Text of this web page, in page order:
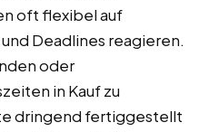
oft flexibel auf
Deadlines reagieren.
oder
in Kauf zu
dringend fertiggestellt